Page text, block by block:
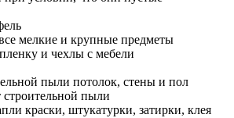
мелкие и крупные предметы
и чехлы с мебели
пыли потолок, стены и пол
строительной пыли
краски, штукатурки, затирки, клея